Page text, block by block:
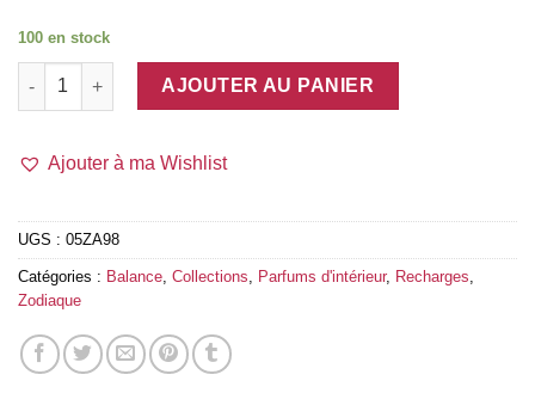
100 en stock
quantité de Balance – Recharge 200ml
AJOUTER AU PANIER
Ajouter à ma Wishlist
UGS : 05ZA98
Catégories : Balance, Collections, Parfums d'intérieur, Recharges,
Zodiaque